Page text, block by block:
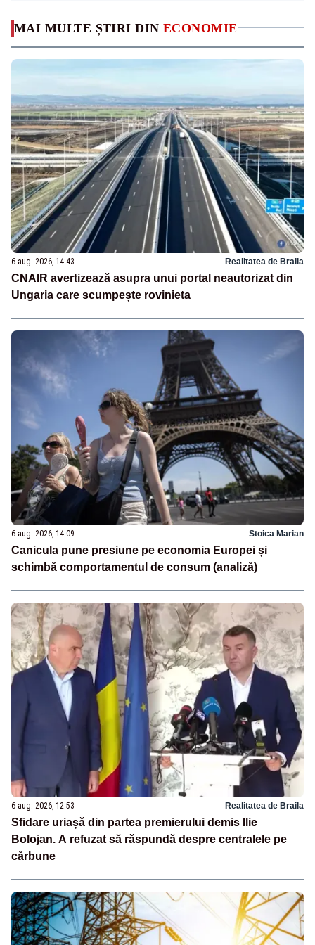
MAI MULTE ȘTIRI DIN ECONOMIE
6 aug. 2026, 14:43 Realitatea de Braila
CNAIR avertizează asupra unui portal neautorizat din
Ungaria care scumpește rovinieta
6 aug. 2026, 14:09 Stoica Marian
Canicula pune presiune pe economia Europei și
schimbă comportamentul de consum (analiză)
6 aug. 2026, 12:53 Realitatea de Braila
Sfidare uriașă din partea premierului demis Ilie
Bolojan. A refuzat să răspundă despre centralele pe
cărbune